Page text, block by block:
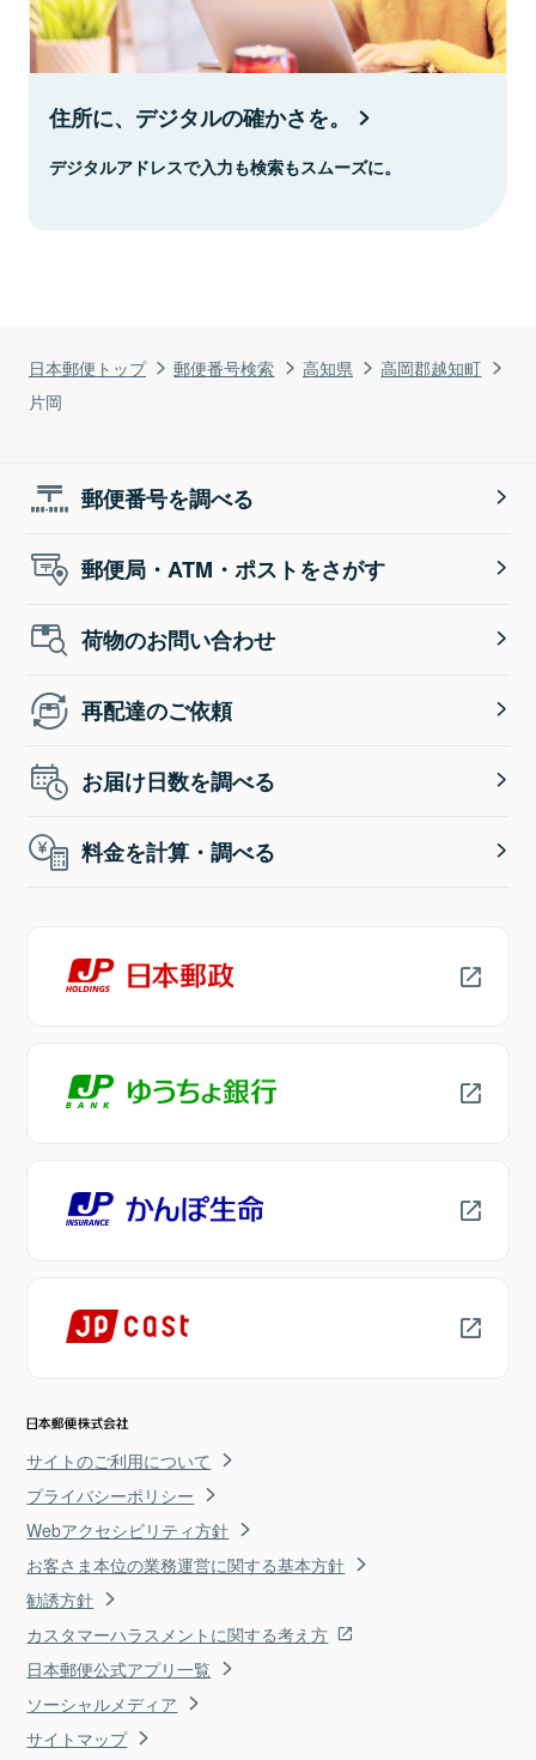
日本郵便トップ 郵便番号検索 高知県
高岡郡越知町
片岡
住所に、デジタルの確かさを。
デジタルアドレスで入力も検索もスムーズに。
郵便番号を調べる
郵便局・ATM・ポストをさがす
荷物のお問い合わせ
再配達のご依頼
お届け日数を調べる
料金を計算・調べる
サイトのご利用について
プライバシーポリシー
Webアクセシビリティ方針
お客さま本位の業務運営に関する基本方針
勧誘方針
カスタマーハラスメントに関する考え方
日本郵便公式アプリ一覧
ソーシャルメディア
サイトマップ